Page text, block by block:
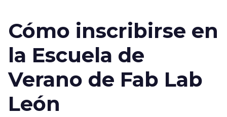
Cómo inscribirse en
la Escuela de
Verano de Fab Lab
León